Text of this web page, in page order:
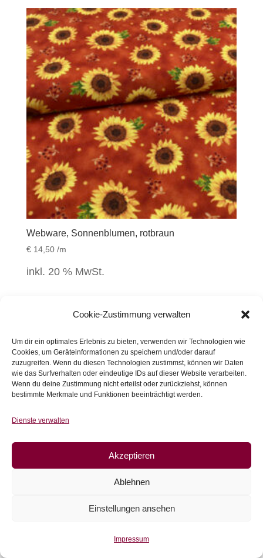
Cookie-Zustimmung verwalten
Um dir ein optimales Erlebnis zu bieten, verwenden wir Technologien wie
Cookies, um Geräteinformationen zu speichern und/oder darauf
zuzugreifen. Wenn du diesen Technologien zustimmst, können wir Daten
wie das Surfverhalten oder eindeutige IDs auf dieser Website verarbeiten.
Wenn du deine Zustimmung nicht erteilst oder zurückziehst, können
bestimmte Merkmale und Funktionen beeinträchtigt werden.
Dienste verwalten
Akzeptieren
Ablehnen
Einstellungen ansehen
Impressum
Webware, Sonnenblumen, rotbraun
€14,50/m
inkl. 20 % MwSt.